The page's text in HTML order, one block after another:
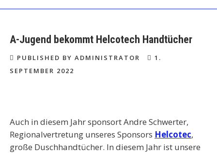
A-Jugend bekommt Helcotech Handtücher
PUBLISHED BY ADMINISTRATOR
1.
SEPTEMBER 2022
Auch in diesem Jahr sponsort Andre Schwerter,
Regionalvertretung unseres Sponsors Helcotec,
große Duschhandtücher. In diesem Jahr ist unsere